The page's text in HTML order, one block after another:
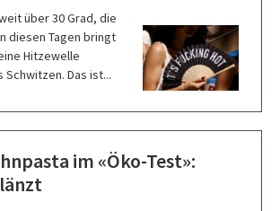
über 30 Grad, die
diesen Tagen bringt
Hitzewelle
Schwitzen. Das ist...
im «Öko-Test»: